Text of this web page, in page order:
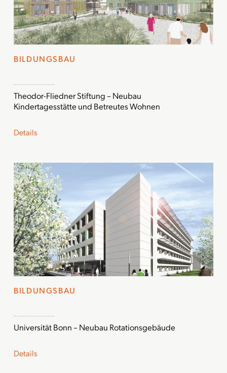
BILDUNGSBAU
Theodor-Fliedner Stiftung – Neubau
Kindertagesstätte und Betreutes Wohnen
Details
BILDUNGSBAU
Universität Bonn – Neubau Rotationsgebäude
Details